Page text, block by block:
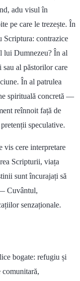
adu visul în
pe care le trezește. În
Scriptura: contrazice
lui Dumnezeu? În al
al păstorilor care
În al patrulea
spirituală concretă —
reînnoit față de
speculative.
vis cere interpretare
Scripturii, viața
sunt încurajați să
Cuvântul,
senzaționale.
bogate: refugiu și
comunitară,